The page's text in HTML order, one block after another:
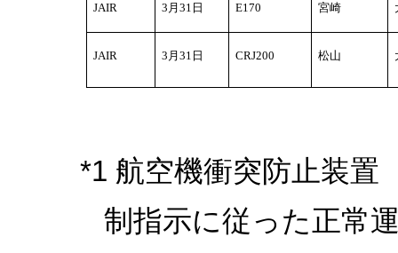
JAIR 3 月31日 E170 宮崎
JAIR 3 月31日 CRJ200 松山
*1 航空機衝突防止装置
制指示に従った正常